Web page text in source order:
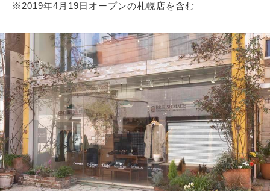
※2019年4月19日オープンの札幌店を含む